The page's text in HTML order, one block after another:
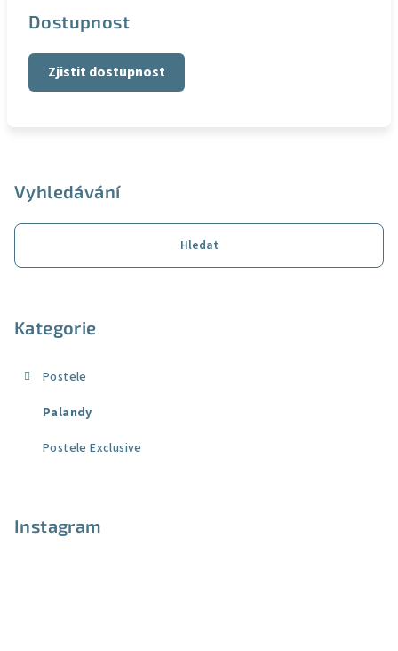
Dostupnost
Zjistit dostupnost
Vyhledávání
Hledat
Kategorie
Postele
Palandy
Postele Exclusive
Instagram